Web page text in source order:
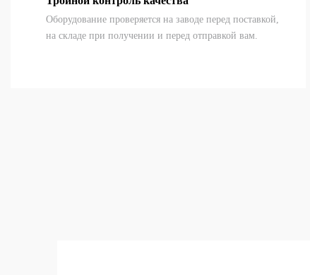
Оборудование проверяется на заводе перед поставкой,
на складе при получении и перед отправкой вам.